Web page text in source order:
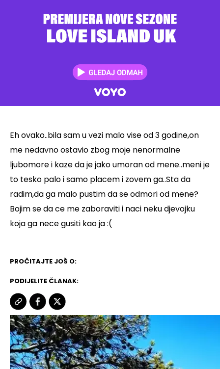
Eh ovako..bila sam u vezi malo vise od 3 godine,on
me nedavno ostavio zbog moje nenormalne
ljubomore i kaze da je jako umoran od mene..meni je
to tesko palo i samo placem i zovem ga..Sta da
radim,da ga malo pustim da se odmori od mene?
Bojim se da ce me zaboraviti i naci neku djevojku
koja ga nece gusiti kao ja :(
PROČITAJTE JOŠ O:
PODIJELITE ČLANAK: